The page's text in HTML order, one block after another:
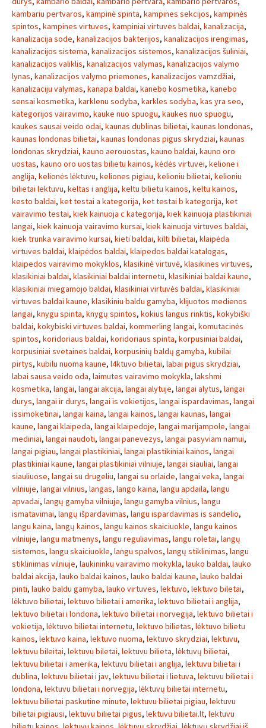
kambariu pertvaros, kampinė spinta, kampines sekcijos, kampinės
spintos, kampines virtuves, kampiniai virtuves baldai, kanalizacija,
kanalizacija sode, kanalizacijos bakterijos, kanalizacijos irengimas,
kanalizacijos sistema, kanalizacijos sistemos, kanalizacijos šuliniai,
kanalizacijos valiklis, kanalizacijos valymas, kanalizacijos valymo
lynas, kanalizacijos valymo priemones, kanalizacijos vamzdžiai,
kanalizaciju valymas, kanapa baldai, kanebo kosmetika, kanebo
sensai kosmetika, karklenu sodyba, karkles sodyba, kas yra seo,
kategorijos vairavimo, kauke nuo spuogu, kaukes nuo spuogu,
kaukes sausai veido odai, kaunas dublinas bilietai, kaunas londonas,
kaunas londonas bilietai, kaunas londonas pigus skrydziai, kaunas
londonas skrydziai, kauno aerouostas, kauno baldai, kauno oro
uostas, kauno oro uostas bilietu kainos, kėdės virtuvei, kelione i
anglija, kelionės lėktuvu, keliones pigiau, kelioniu bilietai, kelioniu
bilietai lektuvu, keltas i anglija, keltu bilietu kainos, keltu kainos,
kesto baldai, ket testai a kategorija, ket testai b kategorija, ket
vairavimo testai, kiek kainuoja c kategorija, kiek kainuoja plastikiniai
langai, kiek kainuoja vairavimo kursai, kiek kainuoja virtuves baldai,
kiek trunka vairavimo kursai, kieti baldai, kilti bilietai, klaipėda
virtuves baldai, klaipėdos baldai, klaipedos baldai katalogas,
klaipedos vairavimo mokyklos, klasikinė virtuvė, klasikines virtuves,
klasikiniai baldai, klasikiniai baldai internetu, klasikiniai baldai kaune,
klasikiniai miegamojo baldai, klasikiniai virtuvės baldai, klasikiniai
virtuves baldai kaune, klasikiniu baldu gamyba, klijuotos medienos
langai, knygu spinta, knygų spintos, kokius langus rinktis, kokybiški
baldai, kokybiski virtuves baldai, kommerling langai, komutacinės
spintos, koridoriaus baldai, koridoriaus spinta, korpusiniai baldai,
korpusiniai svetaines baldai, korpusinių baldų gamyba, kubilai
pirtys, kubilu nuoma kaune, l4ktuvo bilietai, labai pigus skrydziai,
labai sausa veido oda, laimutes vairavimo mokykla, lakshmi
kosmetika, langai, langai akcija, langai alytuje, langai alytus, langai
durys, langai ir durys, langai is vokietijos, langai ispardavimas, langai
issimoketinai, langai kaina, langai kainos, langai kaunas, langai
kaune, langai klaipeda, langai klaipedoje, langai marijampole, langai
mediniai, langai naudoti, langai panevezys, langai pasyviam namui,
langai pigiau, langai plastikiniai, langai plastikiniai kainos, langai
plastikiniai kaune, langai plastikiniai vilniuje, langai siauliai, langai
siauliuose, langai su drugeliu, langai su orlaide, langai veka, langai
vilniuje, langai vilnius, langas, lango kaina, langu apdaila, langu
apvadai, langų gamyba vilniuje, langu gamyba vilnius, langu
ismatavimai, langų išpardavimas, langu ispardavimas is sandelio,
langu kaina, langų kainos, langu kainos skaiciuokle, langu kainos
vilniuje, langu matmenys, langu reguliavimas, langu roletai, langų
sistemos, langu skaiciuokle, langu spalvos, langų stiklinimas, langu
stiklinimas vilniuje, laukininku vairavimo mokykla, lauko baldai, lauko
baldai akcija, lauko baldai kainos, lauko baldai kaune, lauko baldai
pinti, lauko baldu gamyba, lauko virtuves, lektuvo, lektuvo biletai,
lėktuvo bilietai, lektuvo bilietai i amerika, lektuvo bilietai i anglija,
lektuvo bilietai i londona, lektuvo bilietai i norvegija, lektuvo bilietai i
vokietija, lėktuvo bilietai internetu, lektuvo bilietas, lėktuvo bilietu
kainos, lektuvo kaina, lektuvo nuoma, lektuvo skrydziai, lektuvu,
lektuvu bileitai, lektuvu biletai, lektuvu bilieta, lėktuvų bilietai,
lektuvu bilietai i amerika, lektuvu bilietai i anglija, lektuvu bilietai i
dublina, lektuvu bilietai i jav, lektuvu bilietai i lietuva, lektuvu bilietai i
londona, lektuvu bilietai i norvegija, lėktuvų bilietai internetu,
lektuvu bilietai paskutine minute, lektuvu bilietai pigiau, lektuvu
bilietai pigiausi, lektuvu bilietai pigus, lektuvu bilietai.lt, lektuvu